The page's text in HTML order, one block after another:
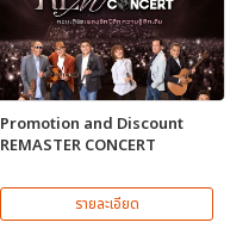
Promotion and Discount
REMASTER CONCERT
รายละเอียด